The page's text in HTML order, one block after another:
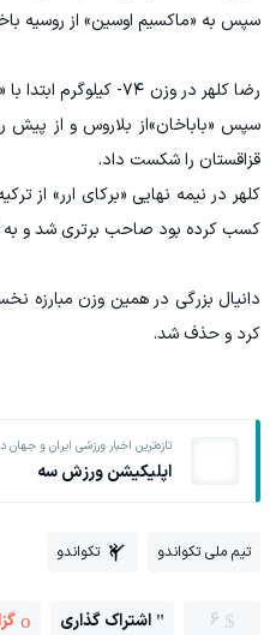
سپس به «ماکسیم اوسین» از روسیه
رضا کلهر در وزن ۷۴-
سپس «باباخان»از بلاروس و از پیش
قزاقستان را شکست داد.
کلهر در نیمه نهایی «برکای ارر» از
کسب کرده بود صاحب برتری شد و به
دانیال بزرگی در همین وزن مبارزه
کرد و حذف شد.
تازه‌ترین اخبار ورزشی ایران و جهان
اپلیکیشن ورزش سه
تیم ملی تکواندو تکواندو
6 اشتراک گذاری